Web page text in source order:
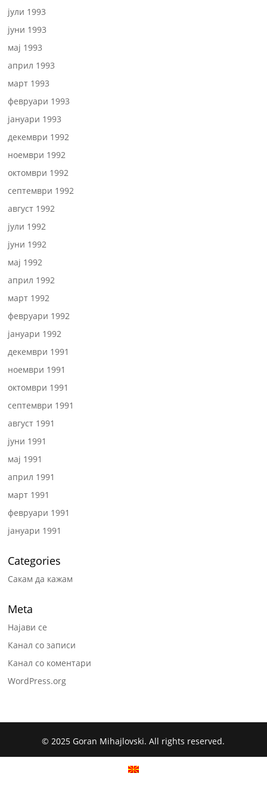
јули 1993
јуни 1993
мај 1993
април 1993
март 1993
февруари 1993
јануари 1993
декември 1992
ноември 1992
октомври 1992
септември 1992
август 1992
јули 1992
јуни 1992
мај 1992
април 1992
март 1992
февруари 1992
јануари 1992
декември 1991
ноември 1991
октомври 1991
септември 1991
август 1991
јуни 1991
мај 1991
април 1991
март 1991
февруари 1991
јануари 1991
Categories
Сакам да кажам
Meta
Најави се
Канал со записи
Канал со коментари
WordPress.org
© 2025 Goran Mihajlovski. All rights reserved.